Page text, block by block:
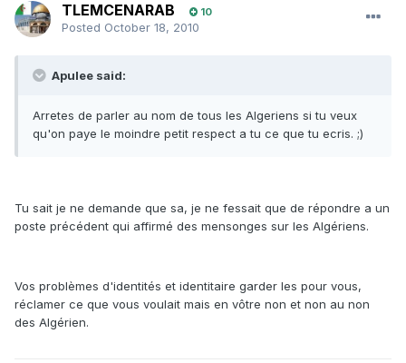
TLEMCENARAB 10
Posted October 18, 2010
Apulee said:
Arretes de parler au nom de tous les Algeriens si tu veux
qu'on paye le moindre petit respect a tu ce que tu ecris. ;)
Tu sait je ne demande que sa, je ne fessait que de répondre a un
poste précédent qui affirmé des mensonges sur les Algériens.
Vos problèmes d'identités et identitaire garder les pour vous,
réclamer ce que vous voulait mais en vôtre non et non au non
des Algérien.